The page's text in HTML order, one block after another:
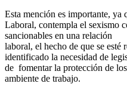
Esta mención es importante,
Laboral, contempla el sexismo
sancionables en una relación
laboral, el hecho de que se esté
identificado la necesidad de
de fomentar la protección de
ambiente de trabajo.